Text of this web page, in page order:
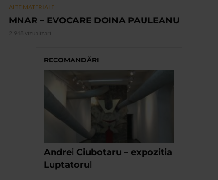
ALTE MATERIALE
MNAR – EVOCARE DOINA PAULEANU
2.948 vizualizari
RECOMANDĂRI
Andrei Ciubotaru – expozitia
Luptatorul